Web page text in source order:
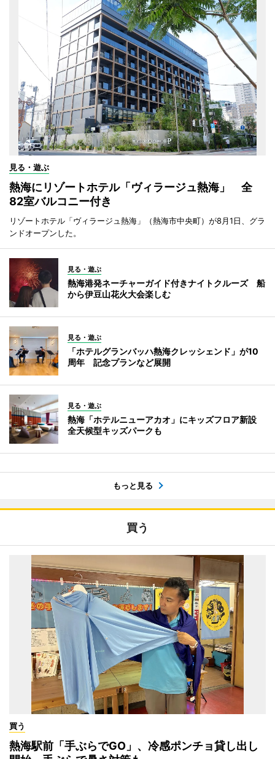
見る・遊ぶ
熱海にリゾートホテル「ヴィラージュ熱海」 全
82室バルコニー付き
リゾートホテル「ヴィラージュ熱海」（熱海市中央町）が8月1日、グラ
ンドオープンした。
見る・遊ぶ
熱海港発ネーチャーガイド付きナイトクルーズ 船
から伊豆山花火大会楽しむ
見る・遊ぶ
「ホテルグランバッハ熱海クレッシェンド」が10
周年 記念プランなど展開
見る・遊ぶ
熱海「ホテルニューアカオ」にキッズフロア新設
全天候型キッズパークも
もっと見る
買う
買う
熱海駅前「手ぶらでGO」、冷感ポンチョ貸し出し